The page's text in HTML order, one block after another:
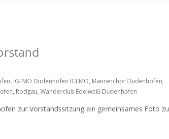
, IGEMO Dudenhofen IGEMO, Männerchor Dudenhofen,
, Rodgau, Wanderclub Edelweiß Dudenhofen
zur Vorstandssitzung ein gemeinsames Foto zu